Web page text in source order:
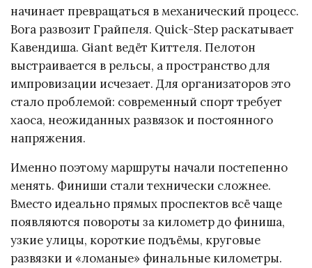
начинает превращаться в механический процесс.
Bora развозит Грайпеля. Quick-Step раскатывает
Кавендиша. Giant ведёт Киттеля. Пелотон
выстраивается в рельсы, а пространство для
импровизации исчезает. Для организаторов это
стало проблемой: современный спорт требует
хаоса, неожиданных развязок и постоянного
напряжения.
Именно поэтому маршруты начали постепенно
менять. Финиши стали технически сложнее.
Вместо идеально прямых проспектов всё чаще
появляются повороты за километр до финиша,
узкие улицы, короткие подъёмы, круговые
развязки и «ломаные» финальные километры.